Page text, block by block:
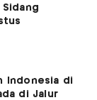
Sidang
Indonesia di
di Jalur